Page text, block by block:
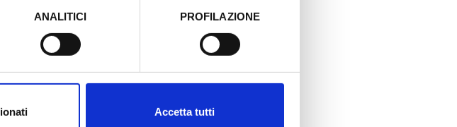
ANALITICI PROFILAZIONE
Accetta tutti